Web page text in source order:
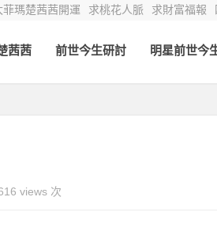
菲瑪楚茜茜開運 求桃花人脈 求財富福報
茜茜 前世今生研討 明星前世今
views 次